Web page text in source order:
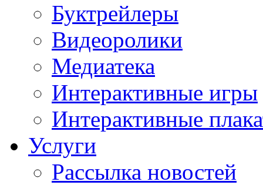
Буктрейлеры
Видеоролики
Медиатека
Интерактивные игры
Интерактивные
Услуги
Рассылка новостей